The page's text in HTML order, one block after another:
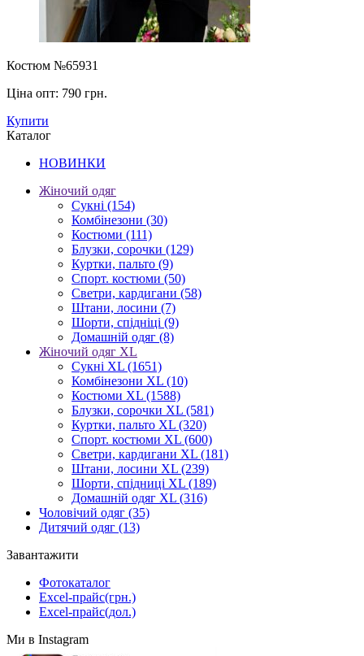
Костюм №65931
Ціна опт: 790 грн.
Купити
Каталог
НОВИНКИ
Жіночий одяг
Сукні (154)
Комбінезони (30)
Костюми (111)
Блузки, сорочки (129)
Куртки, пальто (9)
Спорт. костюми (50)
Светри, кардигани (58)
Штани, лосини (7)
Шорти, спідніці (9)
Домашній одяг (8)
Жіночий одяг XL
Cукні XL (1651)
Комбінезони XL (10)
Костюми XL (1588)
Блузки, сорочки XL (581)
Куртки, пальто XL (320)
Спорт. костюми XL (600)
Светри, кардигани XL (181)
Штани, лосини XL (239)
Шорти, спідниці XL (189)
Домашній одяг XL (316)
Чоловічий одяг (35)
Дитячий одяг (13)
Завантажити
Фотокаталог
Excel-прайс(грн.)
Excel-прайс(дол.)
Ми в Instagram